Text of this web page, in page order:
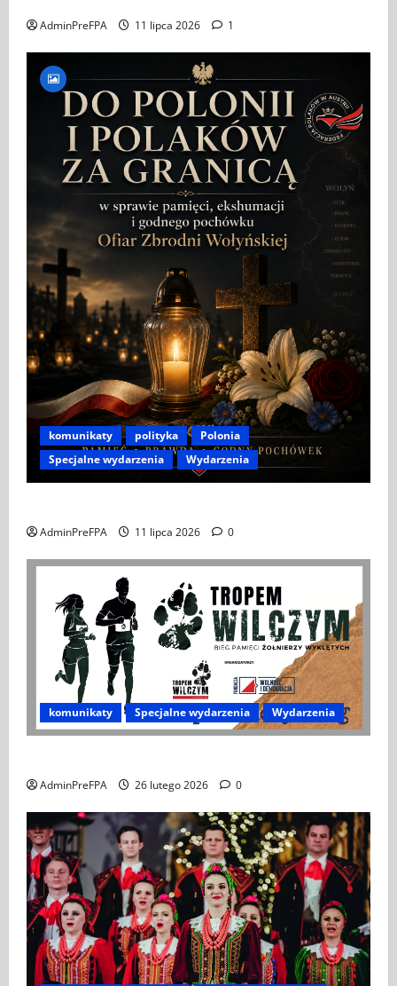
AdminPreFPA 11 lipca 2026 1
komunikaty polityka
Polonia
Specjalne wydarzenia
Wydarzenia
AdminPreFPA 11 lipca 2026 0
komunikaty Specjalne wydarzenia Wydarzenia
AdminPreFPA 26 lutego 2026 0